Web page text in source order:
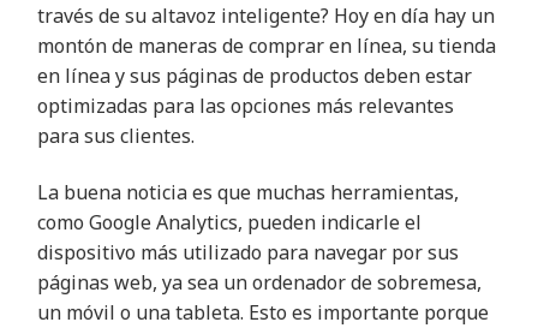
través de su altavoz inteligente? Hoy en día hay un
montón de maneras de comprar en línea, su tienda
en línea y sus páginas de productos deben estar
optimizadas para las opciones más relevantes
para sus clientes.
La buena noticia es que muchas herramientas,
como Google Analytics, pueden indicarle el
dispositivo más utilizado para navegar por sus
páginas web, ya sea un ordenador de sobremesa,
un móvil o una tableta. Esto es importante porque